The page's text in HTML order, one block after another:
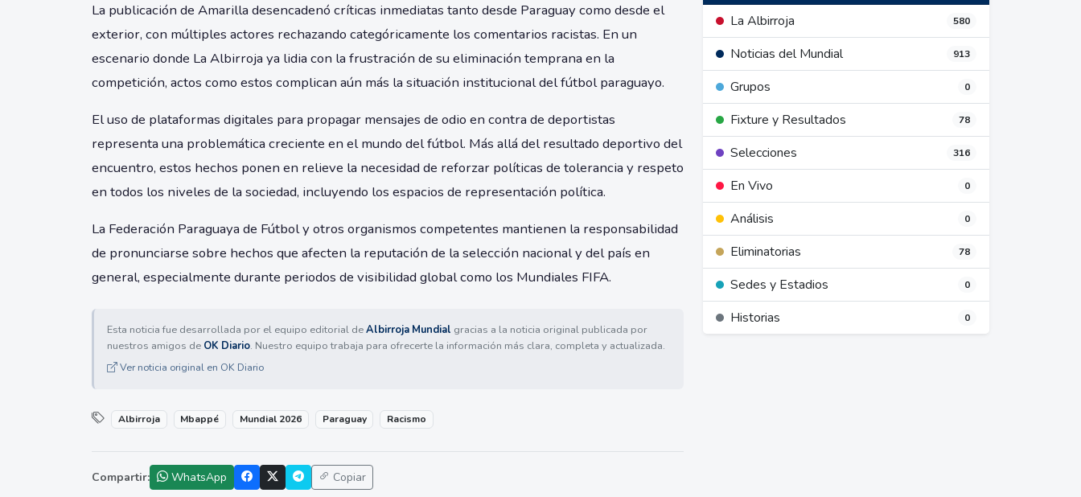
La publicación de Amarilla desencadenó críticas inmediatas tanto desde Paraguay como desde el
exterior, con múltiples actores rechazando categóricamente los comentarios racistas. En un
escenario donde La Albirroja ya lidia con la frustración de su eliminación temprana en la
competición, actos como estos complican aún más la situación institucional del fútbol paraguayo.
El uso de plataformas digitales para propagar mensajes de odio en contra de deportistas
representa una problemática creciente en el mundo del fútbol. Más allá del resultado deportivo del
encuentro, estos hechos ponen en relieve la necesidad de reforzar políticas de tolerancia y respeto
en todos los niveles de la sociedad, incluyendo los espacios de representación política.
La Federación Paraguaya de Fútbol y otros organismos competentes mantienen la responsabilidad
de pronunciarse sobre hechos que afecten la reputación de la selección nacional y del país en
general, especialmente durante periodos de visibilidad global como los Mundiales FIFA.
Esta noticia fue desarrollada por el equipo editorial deAlbirroja Mundial gracias a la noticia original publicada por
nuestros amigos de OK Diario. Nuestro equipo trabaja para ofrecerte la información más clara, completa y actualizada.
Ver noticia original en OK Diario
Albirroja Mbappé Mundial 2026 Paraguay Racismo
Compartir: WhatsApp Copiar
La Albirroja
580
Noticias del Mundial 913
Grupos 0
Fixture y Resultados 78
Selecciones 316
En Vivo 0
Análisis 0
Eliminatorias 78
Sedes y Estadios 0
Historias 0